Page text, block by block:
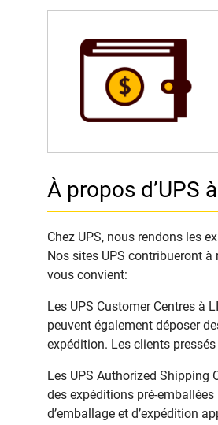
À propos d’UPS
Chez UPS, nous rendons les
Nos sites UPS contribueront
vous convient:
Les UPS Customer Centres à
peuvent également déposer
expédition. Les clients
Les UPS Authorized Shipping
des expéditions pré-
d’emballage et d’expédition